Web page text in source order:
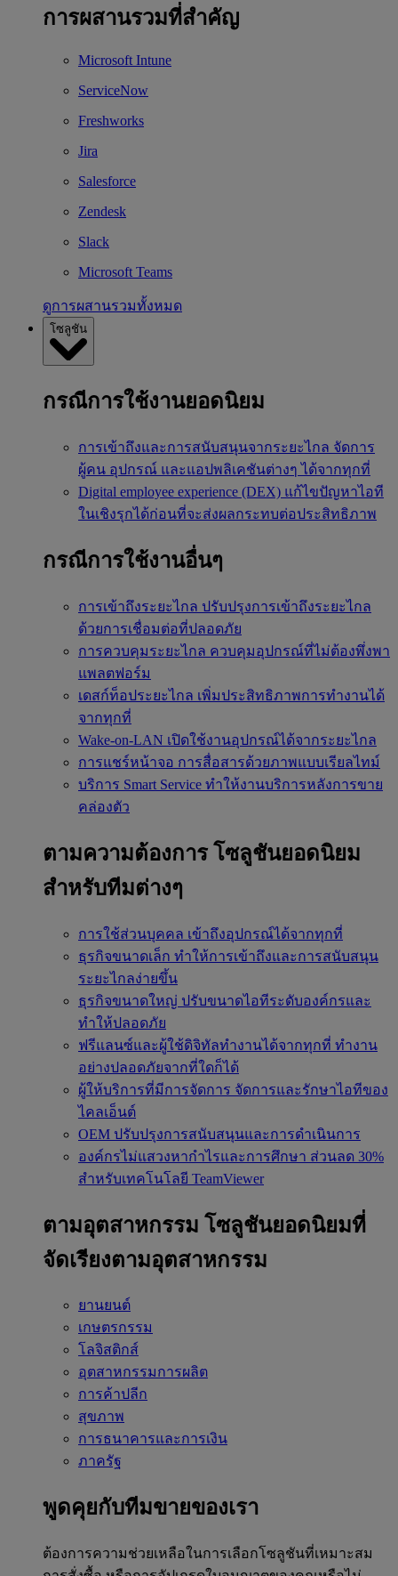
การผสานรวมที่สำคัญ
Microsoft Intune
ServiceNow
Freshworks
Jira
Salesforce
Zendesk
Slack
Microsoft Teams
ดูการผสานรวมทั้งหมด
โซลูชัน
กรณีการใช้งานยอดนิยม
การเข้าถึงและการสนับสนุนจากระยะไกล จัดการ
ผู้คน อุปกรณ์ และแอปพลิเคชันต่างๆ ได้จากทุกที่
Digital employee experience (DEX) แก้ไขปัญหาไอที
ในเชิงรุกได้ก่อนที่จะส่งผลกระทบต่อประสิทธิภาพ
กรณีการใช้งานอื่นๆ
การเข้าถึงระยะไกล ปรับปรุงการเข้าถึงระยะไกล
ด้วยการเชื่อมต่อที่ปลอดภัย
การควบคุมระยะไกล ควบคุมอุปกรณ์ที่ไม่ต้องพึ่งพา
แพลตฟอร์ม
เดสก์ท็อประยะไกล เพิ่มประสิทธิภาพการทำงานได้
จากทุกที่
Wake-on-LAN เปิดใช้งานอุปกรณ์ได้จากระยะไกล
การแชร์หน้าจอ การสื่อสารด้วยภาพแบบเรียลไทม์
บริการ Smart Service ทำให้งานบริการหลังการขาย
คล่องตัว
ตามความต้องการ โซลูชันยอดนิยม
สำหรับทีมต่างๆ
การใช้ส่วนบุคคล เข้าถึงอุปกรณ์ได้จากทุกที่
ธุรกิจขนาดเล็ก ทำให้การเข้าถึงและการสนับสนุน
ระยะไกลง่ายขึ้น
ธุรกิจขนาดใหญ่ ปรับขนาดไอทีระดับองค์กรและ
ทำให้ปลอดภัย
ฟรีแลนซ์และผู้ใช้ดิจิทัลทำงานได้จากทุกที่ ทำงาน
อย่างปลอดภัยจากที่ใดก็ได้
ผู้ให้บริการที่มีการจัดการ จัดการและรักษาไอทีของ
ไคลเอ็นต์
OEM ปรับปรุงการสนับสนุนและการดำเนินการ
องค์กรไม่แสวงหากำไรและการศึกษา ส่วนลด 30%
สำหรับเทคโนโลยี TeamViewer
ตามอุตสาหกรรม โซลูชันยอดนิยมที่
จัดเรียงตามอุตสาหกรรม
ยานยนต์
เกษตรกรรม
โลจิสติกส์
อุตสาหกรรมการผลิต
การค้าปลีก
สุขภาพ
การธนาคารและการเงิน
ภาครัฐ
พูดคุยกับทีมขายของเรา
ต้องการความช่วยเหลือในการเลือกโซลูชันที่เหมาะสม